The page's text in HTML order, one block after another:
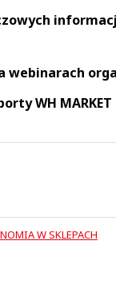
webinarach
WH MARKET
W SKLEPACH